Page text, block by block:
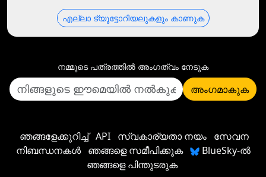
എല്ലാ ട്യൂട്ടോറിയലുകളും കാണുക
നമ്മുടെ പത്രത്തില്‍ അംഗത്വം നേടുക
അംഗമാകുക
ഞങ്ങളേക്കുറിച്ച് API സ്വകാര്യതാ നയം സേവന
നിബന്ധനകൾ
ഞങ്ങളെ സമീപിക്കുക
BlueSky-ൽ
ഞങ്ങളെ പിന്തുടരുക